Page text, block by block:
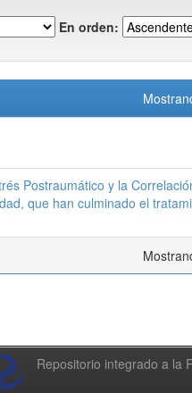
En orden:
Postraumático y la
que han culminado el
Repositorio integrado a la